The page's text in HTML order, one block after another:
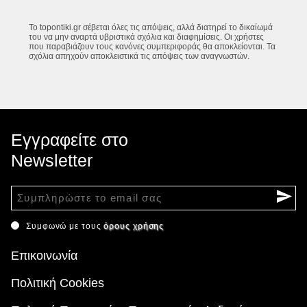
Το topontiki.gr σέβεται όλες τις απόψεις, αλλά διατηρεί το δικαίωμά
του να μην αναρτά υβριστικά σχόλια και διαφημίσεις. Οι χρήστες
που παραβιάζουν τους κανόνες συμπεριφοράς θα αποκλείονται. Τα
σχόλια απηχούν αποκλειστικά τις απόψεις των αναγνωστών.
Εγγραφείτε στο
Newsletter
Συμφωνώ με τουςόρους χρήσης
Επικοινωνία
Πολιτική Cookies